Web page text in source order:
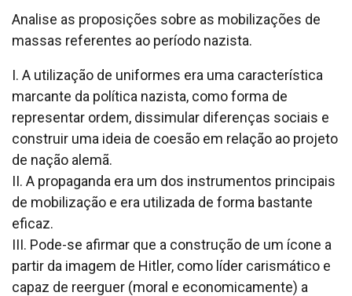
Analise as proposições sobre as mobilizações de
massas referentes ao período nazista.
I. A utilização de uniformes era uma característica
marcante da política nazista, como forma de
representar ordem, dissimular diferenças sociais e
construir uma ideia de coesão em relação ao projeto
de nação alemã.
II. A propaganda era um dos instrumentos principais
de mobilização e era utilizada de forma bastante
eficaz.
III. Pode-se afirmar que a construção de um ícone a
partir da imagem de Hitler, como líder carismático e
capaz de reerguer (moral e economicamente) a